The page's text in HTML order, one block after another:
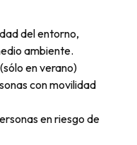
del entorno,
ambiente.
en verano)
con movilidad
en riesgo de